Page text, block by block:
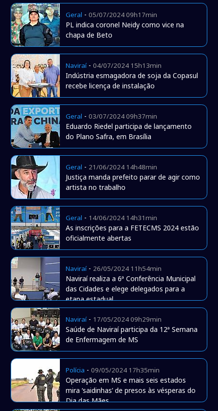
Geral -05/07/2024 09h17min
PL indica coronel Neidy como vice na
chapa de Beto
Naviraí-04/07/2024 15h13min
Indústria esmagadora de soja da Copasul
recebe licença de instalação
Geral -03/07/2024 09h37min
Eduardo Riedel participa de lançamento
do Plano Safra, em Brasília
Geral - 21/06/2024 14h48min
Justiça manda prefeito parar de agir como
artista no trabalho
Geral - 14/06/2024 14h31min
As inscrições para a FETECMS 2024 estão
oficialmente abertas
Naviraí- 26/05/2024 11h54min
Naviraí realiza a 6ª Conferência Municipal
das Cidades e elege delegados para a
etapa estadual
Naviraí- 17/05/2024 09h29min
Saúde de Naviraí participa da 12ª Semana
de Enfermagem de MS
Polícia -09/05/2024 17h35min
Operação em MS e mais seis estados
mira ‘saidinhas’ de presos às vésperas do
Dia das Mães